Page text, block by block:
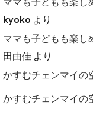
kyoko より
ママも子どもも楽し
田由佳 より
かすむチェンマイの
かすむチェンマイの